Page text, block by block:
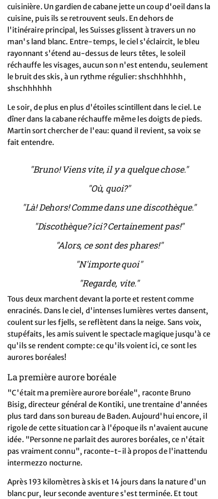
cuisinière. Un gardien de cabane jette un coup d'oeil dans la
cuisine, puis ils se retrouvent seuls. En dehors de
l'itinéraire principal, les Suisses glissent à travers un no
man's land blanc. Entre-temps, le ciel s'éclaircit, le bleu
rayonnant s'étend au-dessus de leurs têtes, le soleil
réchauffe les visages, aucun son n'est entendu, seulement
le bruit des skis, à un rythme régulier: shschhhhhh,
shschhhhhh
Le soir, de plus en plus d'étoiles scintillent dans le ciel. Le
dîner dans la cabane réchauffe même les doigts de pieds.
Martin sort chercher de l'eau: quand il revient, sa voix se
fait entendre.
"Bruno! Viens vite, il y a quelque chose."
"Où, quoi?"
"Là! Dehors! Comme dans une discothèque."
"Discothèque? ici? Certainement pas!"
"Alors, ce sont des phares!"
"N'importe quoi"
"Regarde, vite."
Tous deux marchent devant la porte et restent comme
enracinés. Dans le ciel, d'intenses lumières vertes dansent,
coulent sur les fjells, se reflètent dans la neige. Sans voix,
stupéfaits, les amis suivent le spectacle magique jusqu'à ce
qu'ils se rendent compte: ce qu'ils voient ici, ce sont les
aurores boréales!
La première aurore boréale
"C'était ma première aurore boréale", raconte Bruno
Bisig, directeur général de Kontiki, une trentaine d'années
plus tard dans son bureau de Baden. Aujourd'hui encore, il
rigole de cette situation car à l'époque ils n'avaient aucune
idée. "Personne ne parlait des aurores boréales, ce n'était
pas vraiment connu", raconte-t-il à propos de l'inattendu
intermezzo nocturne.
Après 193 kilomètres à skis et 14 jours dans la nature d'un
blanc pur, leur seconde aventure s'est terminée. Et tout